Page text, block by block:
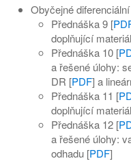
Obyčejné
Přednáška 9 [
doplňující
Přednáška 10 [
a řešené úlohy:
DR [PDF] a
Přednáška 11 [
doplňující
Přednáška 12 [
a řešené úlohy:
odhadu [PDF]